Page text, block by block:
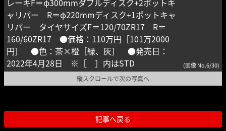
レーキF＝φ300mmダブルディスク+2ポットキ
ャリパー R＝φ220mmディスク+1ポットキャ
リパー タイヤサイズF＝120/70ZR17 R＝
160/60ZR17 ●価格：110万円［101万2000
円］ ●色：茶×橙［緑、灰］ ●発売日：
2022年4月28日 ※［ ］内はSTD
(画像 No.6/30)
縦スクロールで次の写真へ
記事へ戻る